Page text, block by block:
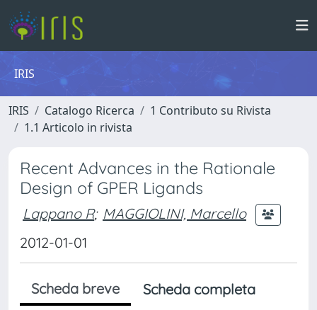
IRIS
IRIS Catalogo Ricerca
1 Contributo su Rivista
1.1 Articolo in rivista
Recent Advances in the Rationale
Design of GPER Ligands
Lappano R; MAGGIOLINI, Marcello
2012-01-01
Scheda breve
Scheda completa